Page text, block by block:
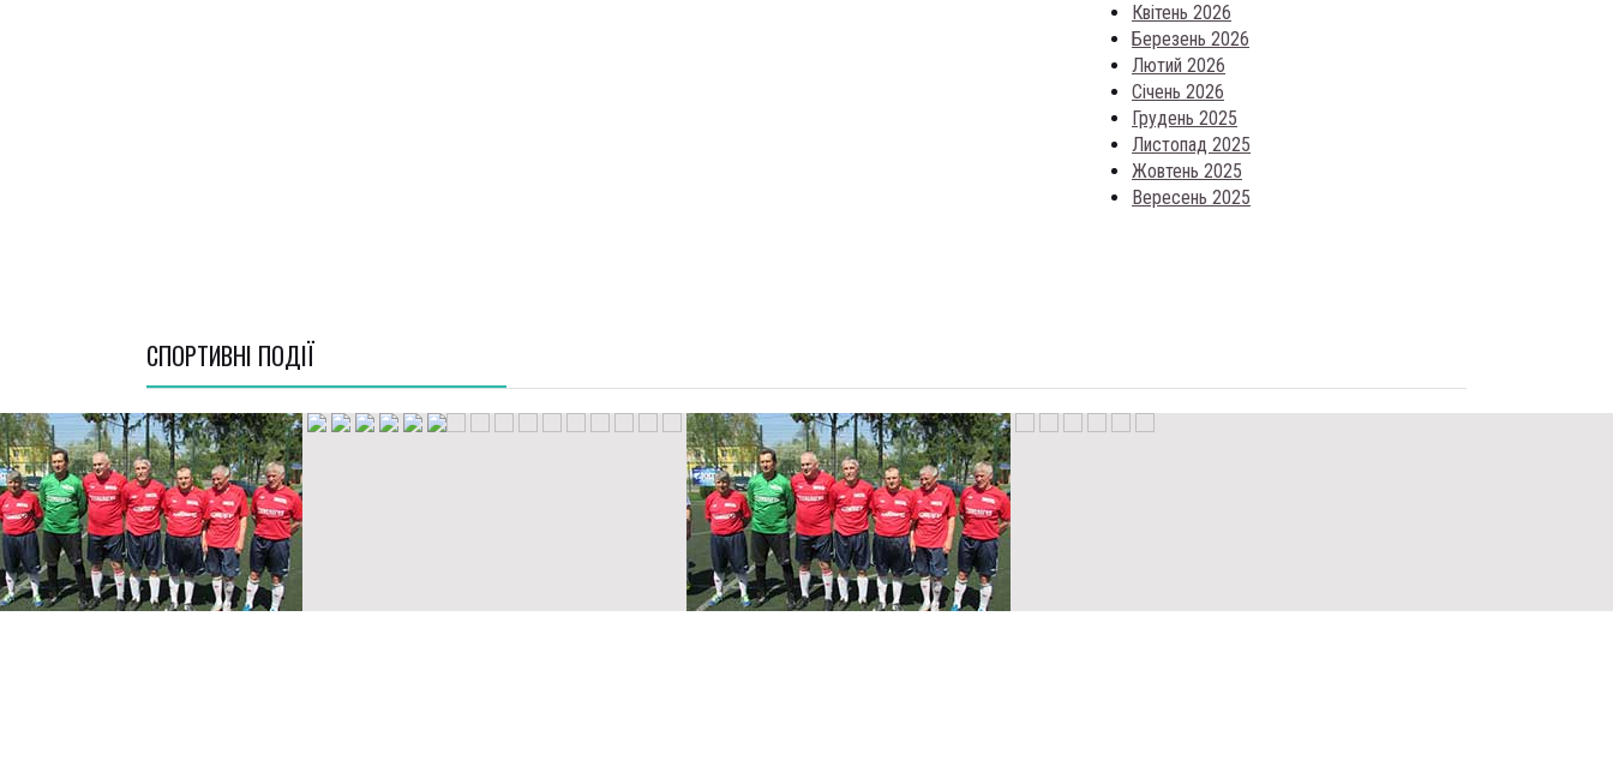
Квітень 2026
Березень 2026
Лютий 2026
Січень 2026
Грудень 2025
Листопад 2025
Жовтень 2025
Вересень 2025
СПОРТИВНI ПОДІЇ